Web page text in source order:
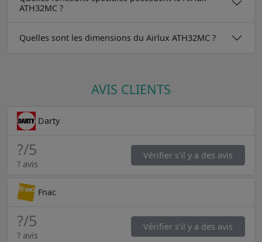
ATH32MC ?
Quelles sont les dimensions du Airlux ATH32MC ?
AVIS CLIENTS
Darty
?/5
? avis
Vérifier s'il y a des avis
Fnac
?/5
? avis
Vérifier s'il y a des avis